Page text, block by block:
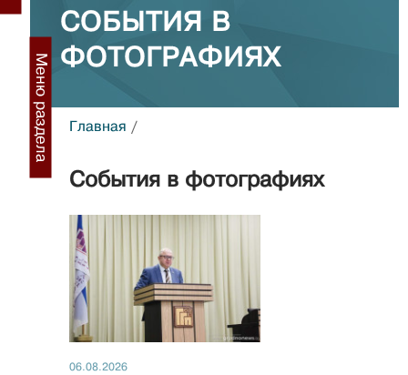
СОБЫТИЯ В
ФОТОГРАФИЯХ
Меню раздела Главная /
События в фотографиях
06.08.2026